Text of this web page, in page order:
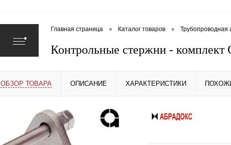
Главная страница • Каталог товаров • Трубопроводная
Контрольные стержни - комплект
ОБЗОР ТОВАРА ОПИСАНИЕ ХАРАКТЕРИСТИКИ